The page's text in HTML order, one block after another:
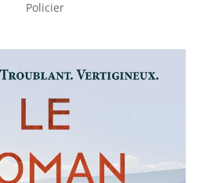
Policier